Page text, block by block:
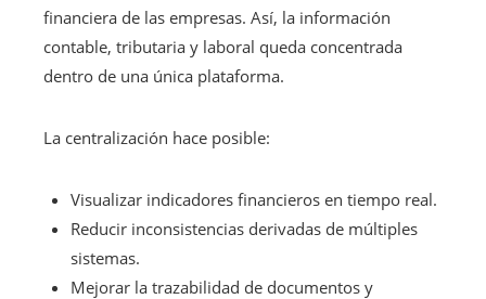
financiera de las empresas. Así, la información
contable, tributaria y laboral queda concentrada
dentro de una única plataforma.
La centralización hace posible:
Visualizar indicadores financieros en tiempo real.
Reducir inconsistencias derivadas de múltiples
sistemas.
Mejorar la trazabilidad de documentos y